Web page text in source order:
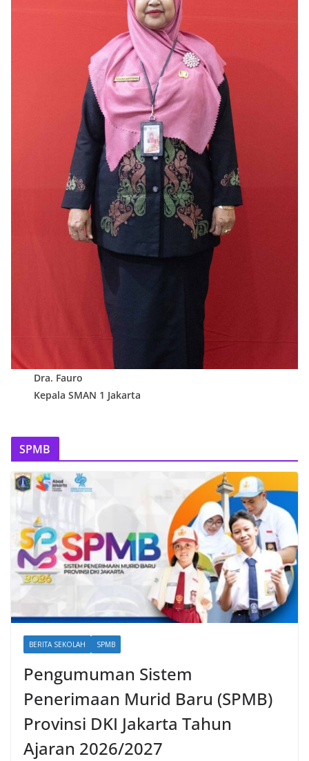
Dra. Fauro
Kepala SMAN 1 Jakarta
SPMB
BERITA SEKOLAH SPMB
Pengumuman Sistem
Penerimaan Murid Baru (SPMB)
Provinsi DKI Jakarta Tahun
Ajaran 2026/2027